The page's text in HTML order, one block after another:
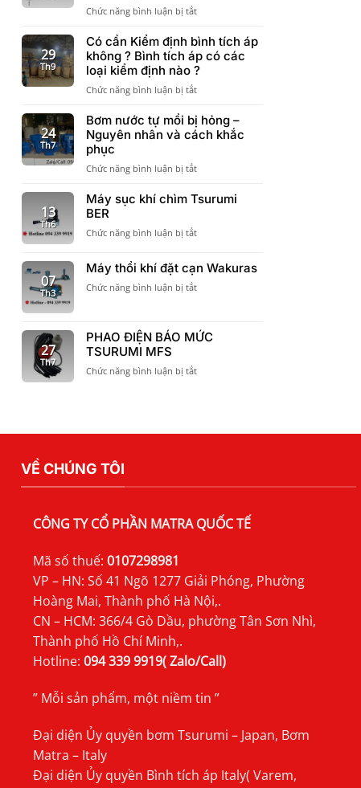
bơm
thoát
nước
kịch
áp
mới
nhất
Chức năng bình luận bị tắtở
sơ
–
Chứng
chỉ
chất
bình
áp
cần
đưa
29
Th9
Có cần Kiểm định bình tích áp
không ? Bình tích áp có các
loại kiểm định nào ?
Chức năng bình luận bị tắtở
cần
Kiểm
định
tích
không
tích
có
loại
nào
24
Th7
Bơm nước tự mồi bị hỏng –
Nguyên nhân và cách khắc
phục
Chức năng bình luận bị tắtở
nước
tự
bị
–
Nguyên
nhân
khắc
phục
13
Th6
Máy sục khí chìm Tsurumi
BER
Chức năng bình luận bị tắtở
khí
chìm
07
Th3
Máy thổi khí đặt cạn Wakuras
Chức năng bình luận bị tắtở
khí
đặt
Wakuras
27
Th7
PHAO ĐIỆN BÁO MỨC
TSURUMI MFS
Chức năng bình luận bị tắtở
TSURUMI
VỀ CHÚNG TÔI
CÔNG TY CỔ PHẦN MATRA QUỐC TẾ
Mã số thuế: 0107298981
VP – HN: Số 41 Ngõ 1277 Giải Phóng, Phường
Hoàng Mai, Thành phố Hà Nội,.
CN – HCM: 366/4 Gò Dầu, phường Tân Sơn Nhì,
Thành phố Hồ Chí Minh,.
Hotline: 094 339 9919( Zalo/Call)
” Mỗi sản phẩm, một niềm tin ”
Đại diện Ủy quyền bơm Tsurumi – Japan, Bơm
Matra – Italy
Đại diện Ủy quyền Bình tích áp Italy( Varem,